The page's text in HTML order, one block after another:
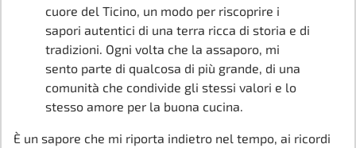
cuore del Ticino, un modo per riscoprire i
sapori autentici di una terra ricca di storia e di
tradizioni. Ogni volta che la assaporo, mi
sento parte di qualcosa di più grande, di una
comunità che condivide gli stessi valori e lo
stesso amore per la buona cucina.
È un sapore che mi riporta indietro nel tempo, ai ricordi